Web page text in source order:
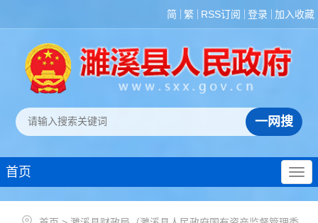
简 繁 RSS订阅 登录 加入收藏
首页